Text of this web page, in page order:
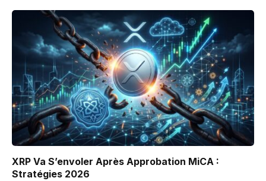
XRP Va S’envoler Après Approbation MiCA :
Stratégies 2026